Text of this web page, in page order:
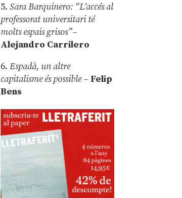
5.Sara Barquinero: “L’accés al
professorat universitari té
molts espais grisos”–
Alejandro Carrilero
6.Espadà, un altre
capitalisme és possible – Felip
Bens